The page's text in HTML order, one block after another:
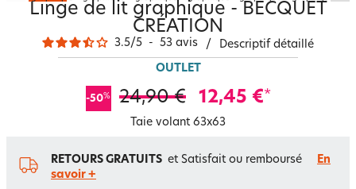
Linge de lit graphique - BECQUET
CRÉATION
3.5/5 - 53 avis / Descriptif détaillé
OUTLET
-50% 24,90 € 12,45 €*
Taie volant 63x63
RETOURS GRATUITS et Satisfait ou remboursé
En
savoir +